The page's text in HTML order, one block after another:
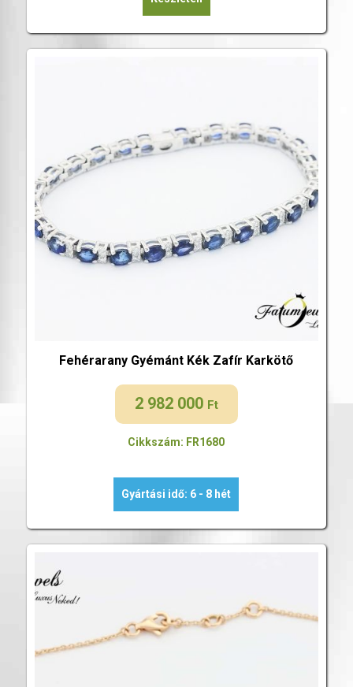
Fehérarany Gyémánt Kék Zafír Karkötő
2 982 000 Ft
Cikkszám: FR1680
Gyártási idő: 6 - 8 hét